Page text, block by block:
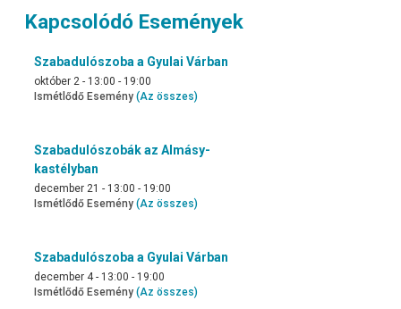
Kapcsolódó Események
Szabadulószoba a Gyulai Várban
október 2 - 13:00 - 19:00
Ismétlődő Esemény (Az összes)
Szabadulószobák az Almásy-
kastélyban
december 21 - 13:00 - 19:00
Ismétlődő Esemény (Az összes)
Szabadulószoba a Gyulai Várban
december 4 - 13:00 - 19:00
Ismétlődő Esemény (Az összes)